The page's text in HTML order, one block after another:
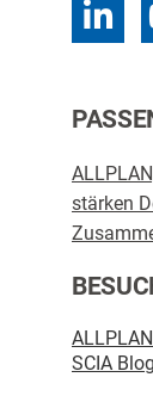
stärken
SCIA Blog